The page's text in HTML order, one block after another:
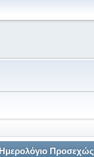
Ημερολόγιο Προσεχώς